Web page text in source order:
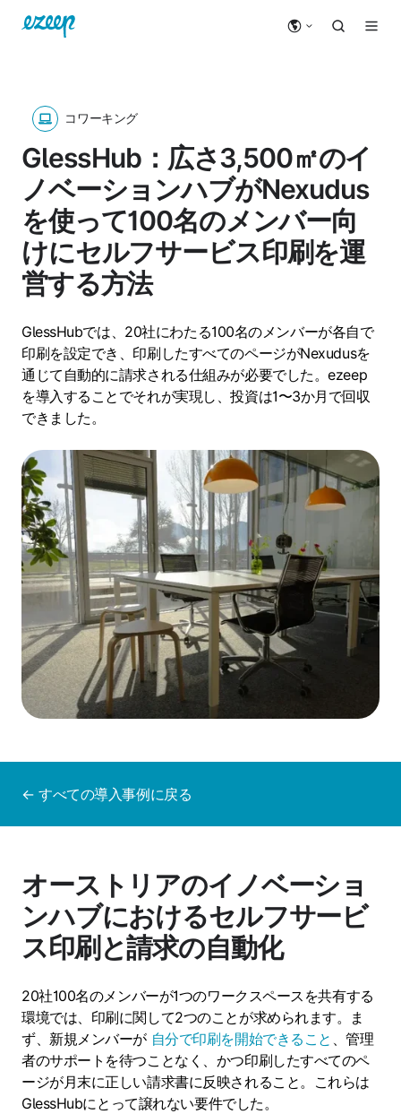
コワーキング
GlessHub：広さ3,500㎡のイ
ノベーションハブがNexudus
を使って100名のメンバー向
けにセルフサービス印刷を運
営する方法
GlessHubでは、20社にわたる100名のメンバーが各自で
印刷を設定でき、印刷したすべてのページがNexudusを
通じて自動的に請求される仕組みが必要でした。ezeep
を導入することでそれが実現し、投資は1〜3か月で回収
できました。
← すべての導入事例に戻る
オーストリアのイノベーショ
ンハブにおけるセルフサービ
ス印刷と請求の自動化
20社100名のメンバーが1つのワークスペースを共有する
環境では、印刷に関して2つのことが求められます。ま
ず、新規メンバーが 自分で印刷を開始できること 、管理
者のサポートを待つことなく、かつ印刷したすべてのペ
ージが月末に正しい請求書に反映されること。これらは
GlessHubにとって譲れない要件でした。